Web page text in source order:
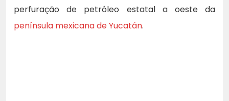
perfuração de petróleo estatal a oeste da
península mexicana de Yucatán.